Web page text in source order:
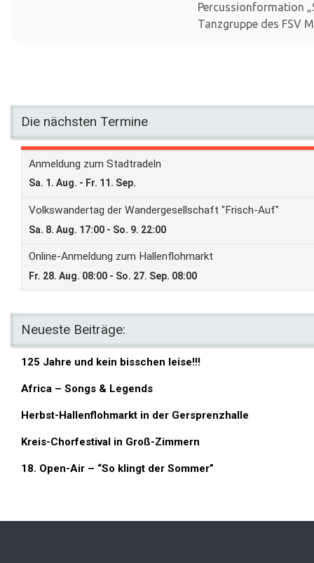
Percussionformation
Tanzgruppe des FSV
Die nächsten Termine
Neueste Beiträge:
125 Jahre und kein bisschen leise!!!
Africa – Songs & Legends
Herbst-Hallenflohmarkt in der Gersprenzhalle
Kreis-Chorfestival in Groß-Zimmern
18. Open-Air – “So klingt der Sommer”